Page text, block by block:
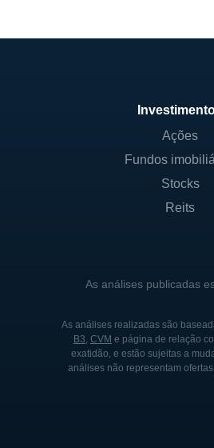
está
A
inicial
sua
de
Ações
Fundos
Stocks
Reits
As análises publicadas
As análises realizadas são
B3, CVM e página de relação
exatidão, e estão sujeitas a
análises não representam